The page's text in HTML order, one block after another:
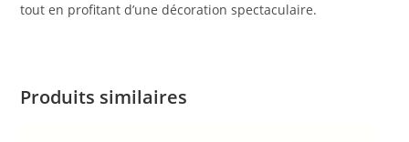
tout en profitant d’une décoration spectaculaire.
Produits similaires